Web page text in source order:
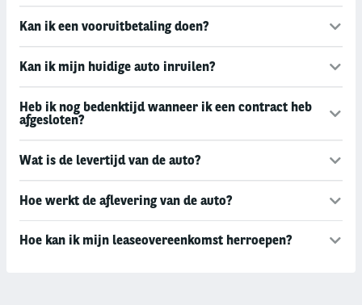
Kan ik een vooruitbetaling doen?
Kan ik mijn huidige auto inruilen?
Heb ik nog bedenktijd wanneer ik een contract heb
afgesloten?
Wat is de levertijd van de auto?
Hoe werkt de aflevering van de auto?
Hoe kan ik mijn leaseovereenkomst herroepen?